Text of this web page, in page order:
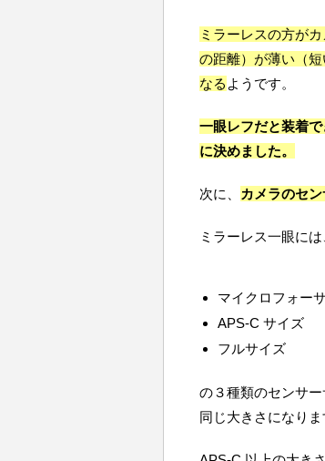
ミラーレスの方が
の距離）が薄い（
なる ようです。
一眼レフだと装着
に決めました。
次に、 カメラのセ
ミラーレス一眼には
マイクロフォー
APS-C サイズ
フルサイズ
の３種類のセンサ
同じ大きさになりま